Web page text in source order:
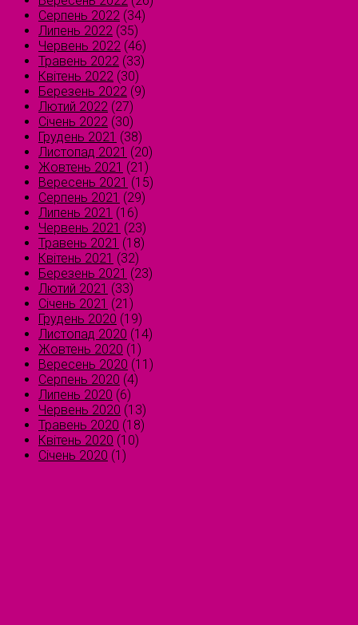
Серпень 2022 (34)
Липень 2022 (35)
Червень 2022 (46)
Травень 2022 (33)
Квітень 2022 (30)
Березень 2022 (9)
Лютий 2022 (27)
Січень 2022 (30)
Грудень 2021 (38)
Листопад 2021 (20)
Жовтень 2021 (21)
Вересень 2021 (15)
Серпень 2021 (29)
Липень 2021 (16)
Червень 2021 (23)
Травень 2021 (18)
Квітень 2021 (32)
Березень 2021 (23)
Лютий 2021 (33)
Січень 2021 (21)
Грудень 2020 (19)
Листопад 2020 (14)
Жовтень 2020 (1)
Вересень 2020 (11)
Серпень 2020 (4)
Липень 2020 (6)
Червень 2020 (13)
Травень 2020 (18)
Квітень 2020 (10)
Січень 2020 (1)